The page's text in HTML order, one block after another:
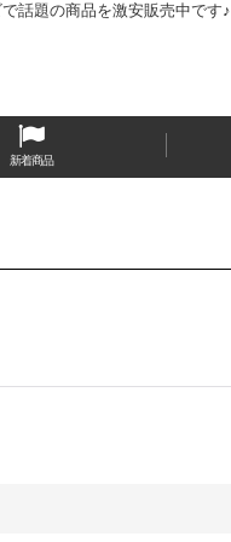
話題の商品を激安販売中です♪
新着商品